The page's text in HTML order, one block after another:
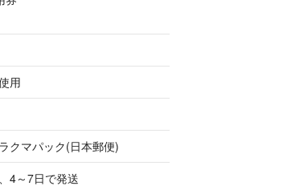
用
クマパック(日本郵便)
4～7日で発送